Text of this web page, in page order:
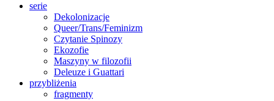
serie
Dekolonizacje
Queer/Trans/Feminizm
Czytanie Spinozy
Ekozofie
Maszyny w filozofii
Deleuze i Guattari
przybliżenia
fragmenty